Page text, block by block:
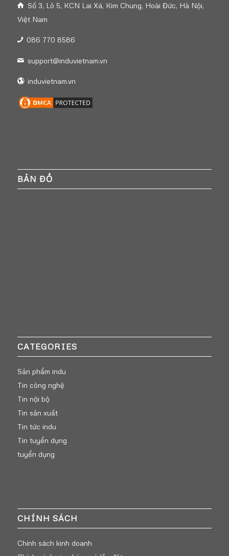
Số 3, Lô 5, KCN Lai Xá, Kim Chung, Hoài Đức, Hà Nội,
Việt Nam
086 770 8586
support@induvietnam.vn
induvietnam.vn
BẢN ĐỒ
CATEGORIES
Sản phẩm indu
Tin công nghệ
Tin nội bộ
Tin sản xuất
Tin tức indu
Tin tuyển dụng
tuyển dụng
CHÍNH SÁCH
Chính sách kinh doanh